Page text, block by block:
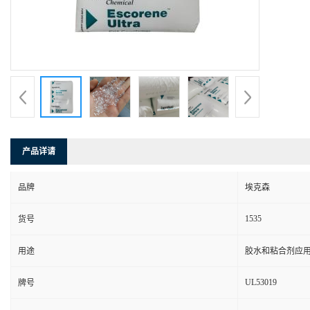
产品详请
品牌 埃克森
货号 1535
用途 胶水和粘合剂应
牌号 UL53019